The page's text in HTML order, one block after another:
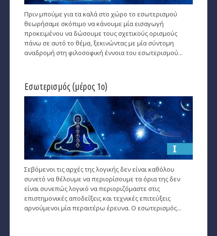
Πριν μπούμε για τα καλά στο χώρο το εσωτερισμού
θεωρήσαμε σκόπιμο να κάνουμε μία εισαγωγή
προκειμένου να δώσουμε τους σχετικούς ορισμούς
πάνω σε αυτό το θέμα, ξεκινώντας με μία σύντομη
αναδρομή στη φιλοσοφική έννοια του εσωτερισμού...
Εσωτερισμός (μέρος 1ο)
Σεβόμενοι τις αρχές της λογικής δεν είναι καθόλου
συνετό να θέλουμε να περιορίσουμε τα όρια της δεν
είναι συνεπώς λογικό να περιοριζόμαστε στις
επιστημονικές αποδείξεις και τεχνικές επιτεύξεις
αρνούμενοι μία περαιτέρω έρευνα. Ο εσωτερισμός...